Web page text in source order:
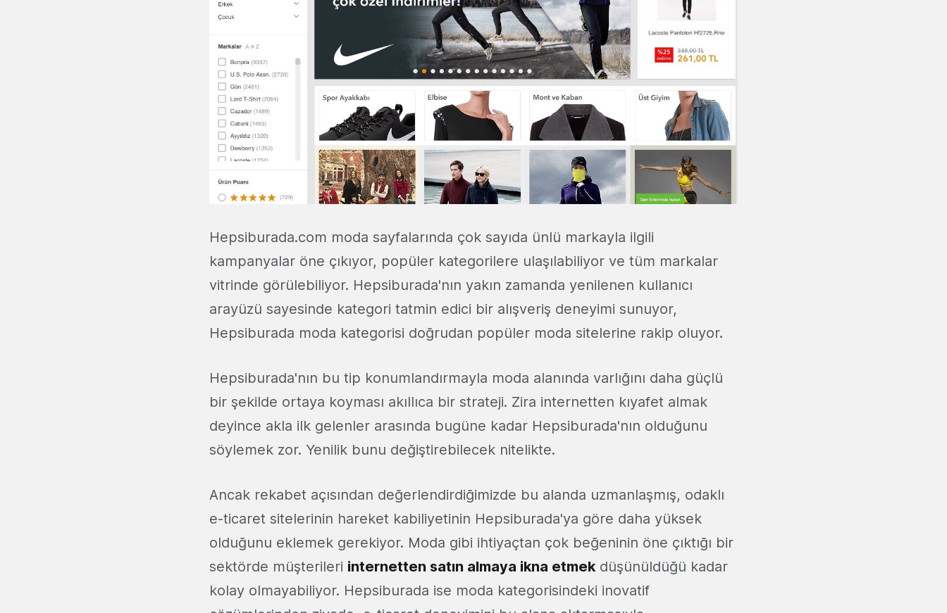
Hepsiburada.com moda sayfalarında çok sayıda ünlü markayla ilgili
kampanyalar öne çıkıyor, popüler kategorilere ulaşılabiliyor ve tüm markalar
vitrinde görülebiliyor. Hepsiburada'nın yakın zamanda yenilenen kullanıcı
arayüzü sayesinde kategori tatmin edici bir alışveriş deneyimi sunuyor,
Hepsiburada moda kategorisi doğrudan popüler moda sitelerine rakip oluyor.
Hepsiburada'nın bu tip konumlandırmayla moda alanında varlığını daha güçlü
bir şekilde ortaya koyması akıllıca bir strateji. Zira internetten kıyafet almak
deyince akla ilk gelenler arasında bugüne kadar Hepsiburada'nın olduğunu
söylemek zor. Yenilik bunu değiştirebilecek nitelikte.
Ancak rekabet açısından değerlendirdiğimizde bu alanda uzmanlaşmış, odaklı
e-ticaret sitelerinin hareket kabiliyetinin Hepsiburada'ya göre daha yüksek
olduğunu eklemek gerekiyor. Moda gibi ihtiyaçtan çok beğeninin öne çıktığı bir
sektörde müşterileri internetten satın almaya ikna etmek düşünüldüğü kadar
kolay olmayabiliyor. Hepsiburada ise moda kategorisindeki inovatif